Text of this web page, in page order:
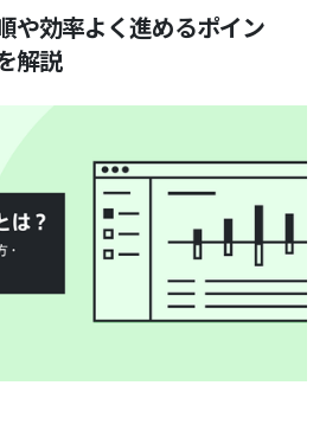
や効率よく進めるポイン
解説